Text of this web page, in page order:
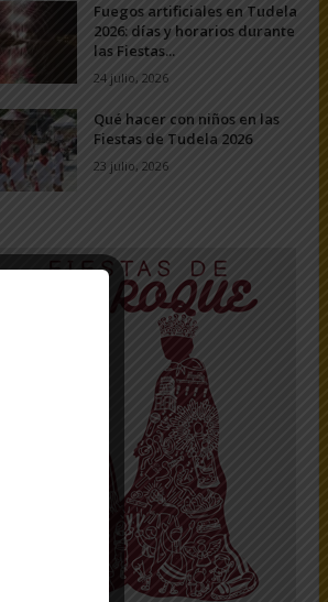
Fuegos artificiales en Tudela
2026: días y horarios durante
las Fiestas...
24 julio, 2026
Qué hacer con niños en las
Fiestas de Tudela 2026
23 julio, 2026